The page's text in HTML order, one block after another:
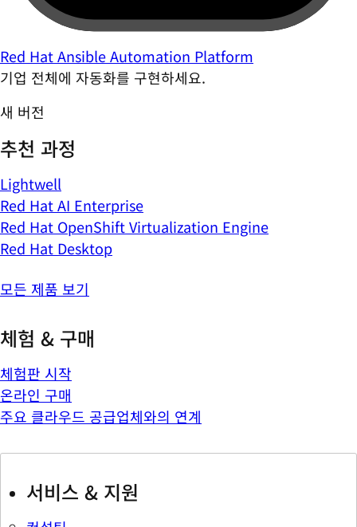
Red Hat Ansible Automation Platform
기업 전체에 자동화를 구현하세요.
새 버전
추천 과정
Lightwell
Red Hat AI Enterprise
Red Hat OpenShift Virtualization Engine
Red Hat Desktop
모든 제품 보기
체험 & 구매
체험판 시작
온라인 구매
주요 클라우드 공급업체와의 연계
서비스 & 지원